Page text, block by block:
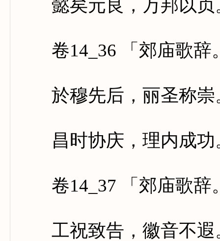
懿矣元良，万邦以贞
卷14_36 「郊庙歌辞
於穆先后，丽圣称崇
昌时协庆，理内成功
卷14_37 「郊庙歌辞
工祝致告，徽音不遐